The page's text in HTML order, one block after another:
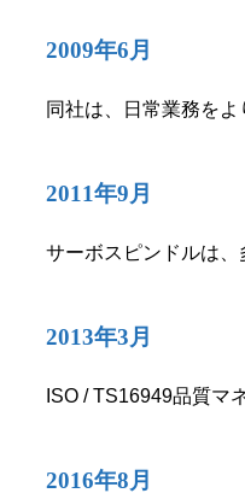
2009年6月
同社は、日常業務を
2011年9月
サーボスピンドルは、
2013年3月
ISO / TS16949品質マ
2016年8月